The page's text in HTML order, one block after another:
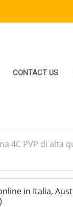
CONTACT US
4C PVP di alta
in Italia,